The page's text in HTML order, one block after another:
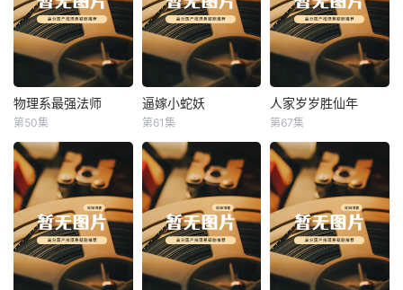
物理系最强法师
物理系最强法师
第50集
逼嫁小蛇妖
逼嫁小蛇妖
第61集
人家岁岁胜仙年
人家岁岁胜仙年
第67集